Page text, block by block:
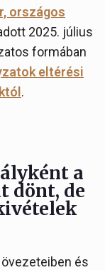
országos
2025. július
formában
eltérési
.
a
dönt, de
és